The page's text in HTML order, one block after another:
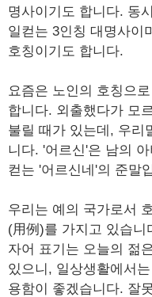
명사이기도 합니다. 동
일컫는 3인칭 대명사이
호칭이기도 합니다.
요즘은 노인의 호칭으
합니다. 외출했다가 모
불릴 때가 있는데, 우리
니다. '어르신'은 남의
컫는 '어르신네'의 준말
우리는 예의 국가로서
(用例)를 가지고 있습
자어 표기는 오늘의 젊
있으니, 일상생활에서
용함이 좋겠습니다. 잘